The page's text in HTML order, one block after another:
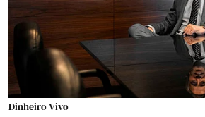
Dinheiro Vivo